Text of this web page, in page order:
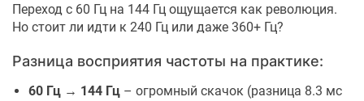
Переход с 60 Гц на 144 Гц ощущается как революция.
Но стоит ли идти к 240 Гц или даже 360+ Гц?
Разница восприятия частоты на практике:
60 Гц → 144 Гц – огромный скачок (разница 8.3 мс